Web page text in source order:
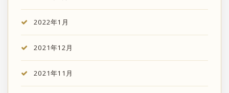
2022年1月
2021年12月
2021年11月